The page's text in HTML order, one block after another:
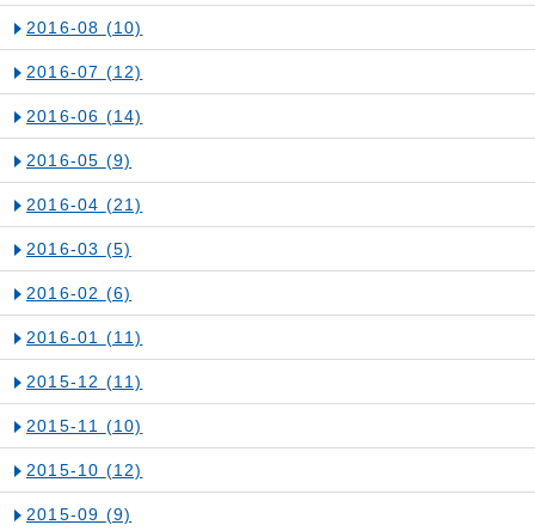
2016-08 (10)
2016-07 (12)
2016-06 (14)
2016-05 (9)
2016-04 (21)
2016-03 (5)
2016-02 (6)
2016-01 (11)
2015-12 (11)
2015-11 (10)
2015-10 (12)
2015-09 (9)